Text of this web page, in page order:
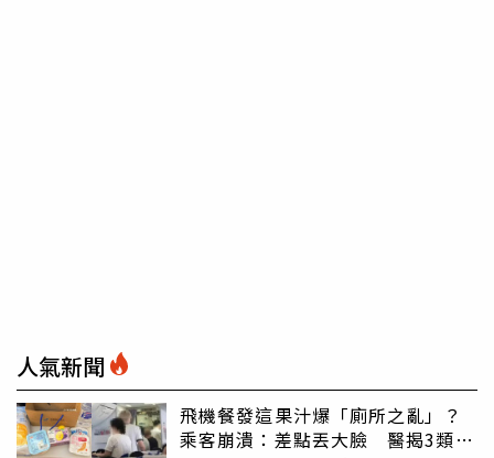
人氣新聞
飛機餐發這果汁爆「廁所之亂」？
乘客崩潰：差點丟大臉 醫揭3類人